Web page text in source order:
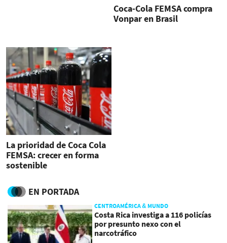
Coca-Cola FEMSA compra
Vonpar en Brasil
La prioridad de Coca Cola
FEMSA: crecer en forma
sostenible
EN PORTADA
CENTROAMÉRICA & MUNDO
Costa Rica investiga a 116 policías
por presunto nexo con el
narcotráfico